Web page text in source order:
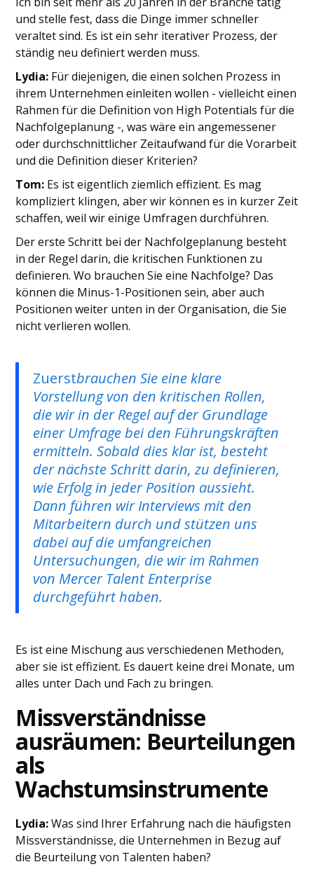
und stelle fest, dass die Dinge immer schneller
veraltet sind. Es ist ein sehr iterativer Prozess, der
ständig neu definiert werden muss.
Lydia: Für diejenigen, die einen solchen Prozess in
ihrem Unternehmen einleiten wollen - vielleicht einen
Rahmen für die Definition von High Potentials für die
Nachfolgeplanung -, was wäre ein angemessener
oder durchschnittlicher Zeitaufwand für die Vorarbeit
und die Definition dieser Kriterien?
Tom: Es ist eigentlich ziemlich effizient. Es mag
kompliziert klingen, aber wir können es in kurzer Zeit
schaffen, weil wir einige Umfragen durchführen.
Der erste Schritt bei der Nachfolgeplanung besteht
in der Regel darin, die kritischen Funktionen zu
definieren. Wo brauchen Sie eine Nachfolge? Das
können die Minus-1-Positionen sein, aber auch
Positionen weiter unten in der Organisation, die Sie
nicht verlieren wollen.
‍Zuerstbrauchen Sie eine klare
Vorstellung von den kritischen Rollen,
die wir in der Regel auf der Grundlage
einer Umfrage bei den Führungskräften
ermitteln. Sobald dies klar ist, besteht
der nächste Schritt darin, zu definieren,
wie Erfolg in jeder Position aussieht.
Dann führen wir Interviews mit den
Mitarbeitern durch und stützen uns
dabei auf die umfangreichen
Untersuchungen, die wir im Rahmen
von Mercer Talent Enterprise
durchgeführt haben.
Es ist eine Mischung aus verschiedenen Methoden,
aber sie ist effizient. Es dauert keine drei Monate, um
alles unter Dach und Fach zu bringen.
Missverständnisse
ausräumen: Beurteilungen
als
Wachstumsinstrumente
Lydia:Was sind Ihrer Erfahrung nach die häufigsten
Missverständnisse, die Unternehmen in Bezug auf
die Beurteilung von Talenten haben?